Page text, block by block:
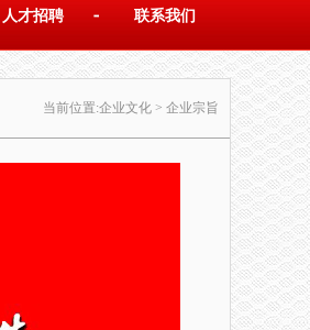
人才招聘 联系我们
当前位置:企业文化 > 企业宗旨